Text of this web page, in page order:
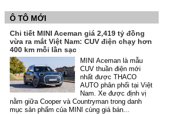
Ô TÔ MỚI
Chi tiết MINI Aceman giá 2,419 tỷ đồng
vừa ra mắt Việt Nam: CUV điện chạy hơn
400 km mỗi lần sạc
MINI Aceman là mẫu
CUV thuần điện mới
nhất được THACO
AUTO phân phối tại Việt
Nam. Xe được định vị
nằm giữa Cooper và Countryman trong danh
mục sản phẩm của MINI cùng giá bán...